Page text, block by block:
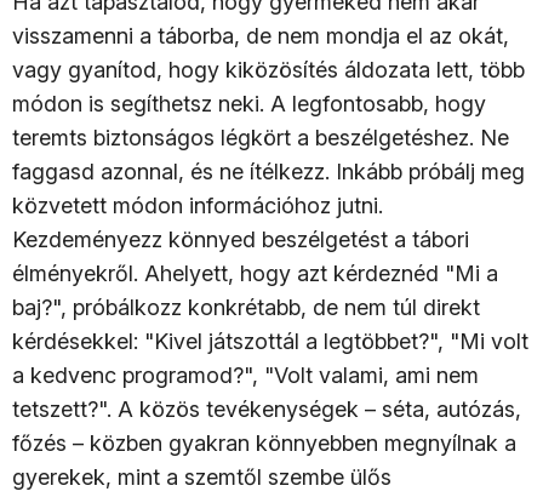
visszamenni a táborba, de nem mondja el az okát,
vagy gyanítod, hogy kiközösítés áldozata lett, több
módon is segíthetsz neki. A legfontosabb, hogy
teremts biztonságos légkört a beszélgetéshez. Ne
faggasd azonnal, és ne ítélkezz. Inkább próbálj meg
közvetett módon információhoz jutni.
Kezdeményezz könnyed beszélgetést a tábori
élményekről. Ahelyett, hogy azt kérdeznéd "Mi a
baj?", próbálkozz konkrétabb, de nem túl direkt
kérdésekkel: "Kivel játszottál a legtöbbet?", "Mi volt
a kedvenc programod?", "Volt valami, ami nem
tetszett?". A közös tevékenységek – séta, autózás,
főzés – közben gyakran könnyebben megnyílnak a
gyerekek, mint a szemtől szembe ülős